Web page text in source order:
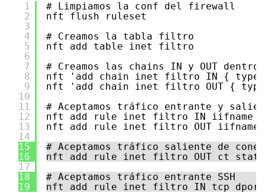
1
2
3
4
5
6
7
8
9
10
11
12
13
14
15
16
17
18
19
# Limpiamos la conf del firewall
nft flush ruleset
# Creamos la tabla filtro
nft add table inet filtro
# Creamos las chains IN y OUT
nft 'add chain inet filtro IN {
nft 'add chain inet filtro OUT {
# Aceptamos tráfico entrante y
nft add rule inet filtro IN iifname
nft add rule inet filtro OUT iifname
# Aceptamos tráfico saliente de
nft add rule inet filtro OUT ct state
# Aceptamos tráfico entrante SSH
nft add rule inet filtro IN tcp dport